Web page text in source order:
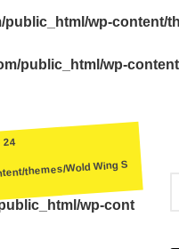
wp-content/
public_html/wp-
wp-cont
24
themes/Wold Wing S